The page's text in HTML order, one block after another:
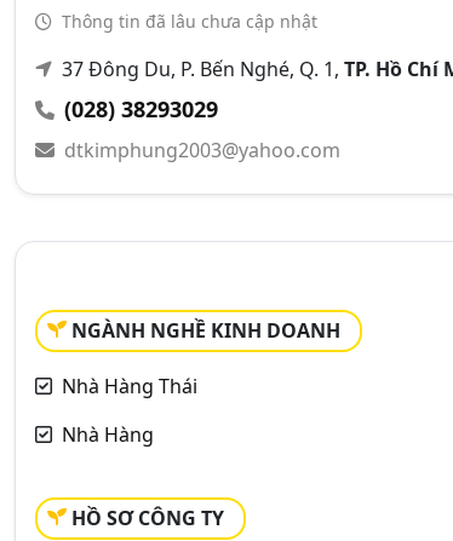
Thông tin đã lâu chưa cập nhật
37 Đông Du, P. Bến Nghé, Q. 1, TP. Hồ Chí
(028) 38293029
dtkimphung2003@yahoo.com
NGÀNH NGHỀ KINH DOANH
Nhà Hàng Thái
Nhà Hàng
HỒ SƠ CÔNG TY